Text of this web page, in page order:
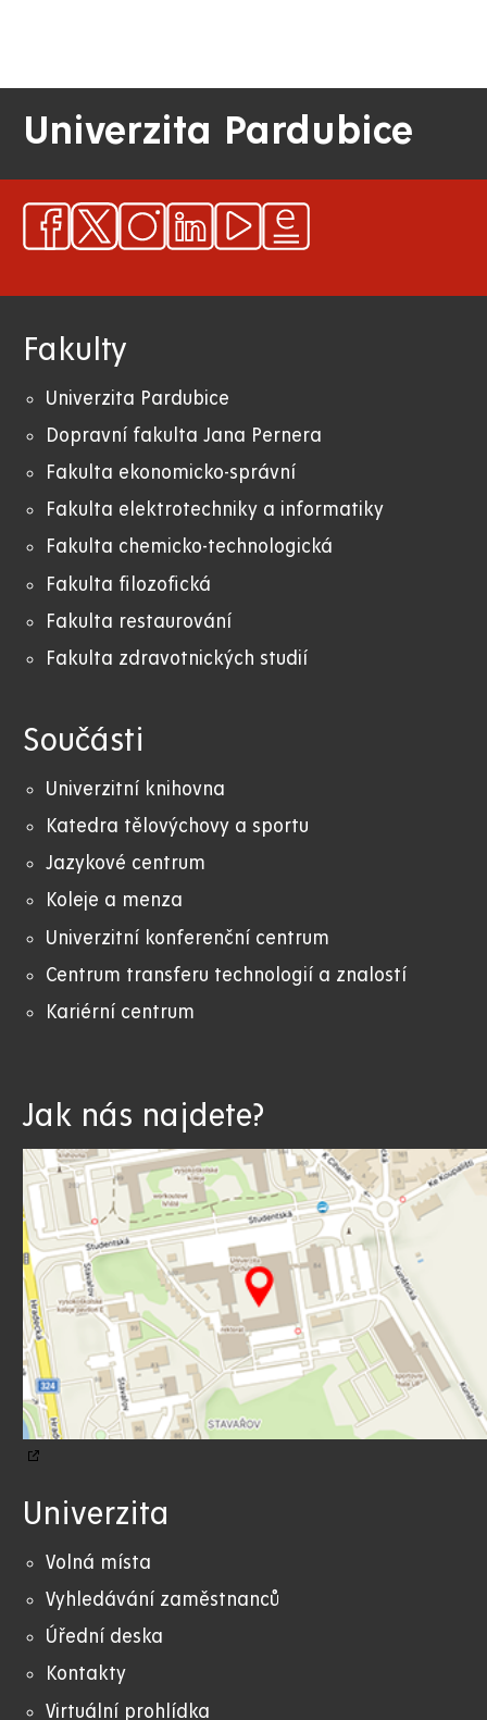
Univerzita Pardubice
Fakulty
Univerzita Pardubice
Dopravní fakulta Jana Pernera
Fakulta ekonomicko-správní
Fakulta elektrotechniky a informatiky
Fakulta chemicko-technologická
Fakulta filozofická
Fakulta restaurování
Fakulta zdravotnických studií
Součásti
Univerzitní knihovna
Katedra tělovýchovy a sportu
Jazykové centrum
Koleje a menza
Univerzitní konferenční centrum
Centrum transferu technologií a znalostí
Kariérní centrum
Jak nás najdete?
Univerzita
Volná místa
Vyhledávání zaměstnanců
Úřední deska
Kontakty
Virtuální prohlídka